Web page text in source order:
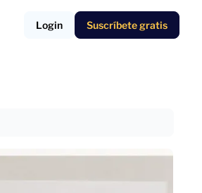
Login Suscríbete gratis